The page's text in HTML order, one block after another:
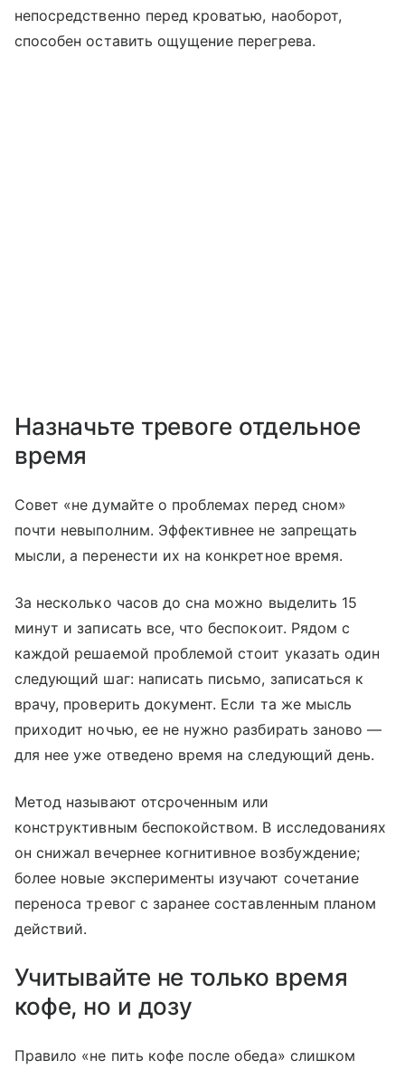
непосредственно перед кроватью, наоборот,
способен оставить ощущение перегрева.
Назначьте тревоге отдельное
время
Совет «не думайте о проблемах перед сном»
почти невыполним. Эффективнее не запрещать
мысли, а перенести их на конкретное время.
За несколько часов до сна можно выделить 15
минут и записать все, что беспокоит. Рядом с
каждой решаемой проблемой стоит указать один
следующий шаг: написать письмо, записаться к
врачу, проверить документ. Если та же мысль
приходит ночью, ее не нужно разбирать заново —
для нее уже отведено время на следующий день.
Метод называют отсроченным или
конструктивным беспокойством. В исследованиях
он снижал вечернее когнитивное возбуждение;
более новые эксперименты изучают сочетание
переноса тревог с заранее составленным планом
действий.
Учитывайте не только время
кофе, но и дозу
Правило «не пить кофе после обеда» слишком